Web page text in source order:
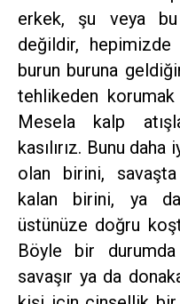
erkek, şu veya
değildir,
burun buruna
tehlikeden
Mesela kalp
kasılırız. Bunu
olan birini, savaşta
kalan birini, ya
üstünüze doğru
Böyle bir
savaşır ya da